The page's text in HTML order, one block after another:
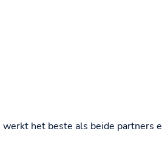
het beste als beide partners